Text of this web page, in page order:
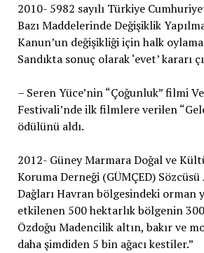
2010- 5982 sayılı Türkiye
Bazı Maddelerinde Değişiklik
Kanun’un değişikliği için halk
Sandıkta sonuç olarak ‘evet’ kararı
– Seren Yüce’nin “Çoğunluk” filmi
Festivali’nde ilk filmlere verilen
ödülünü aldı.
2012- Güney Marmara Doğal ve
Koruma Derneği (GÜMÇED)
Dağları Havran bölgesindeki orman
etkilenen 500 hektarlık bölgenin
Özdoğu Madencilik altın, bakır ve
daha şimdiden 5 bin ağacı kestiler.”